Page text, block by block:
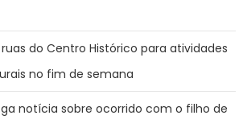
do Centro Histórico para atividades
no fim de semana
notícia sobre ocorrido com o filho de